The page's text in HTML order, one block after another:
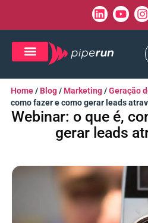
Home/ Blog/ Marketing/Geração
como fazer e como gerar leads
Webinar: o que é,
gerar leads